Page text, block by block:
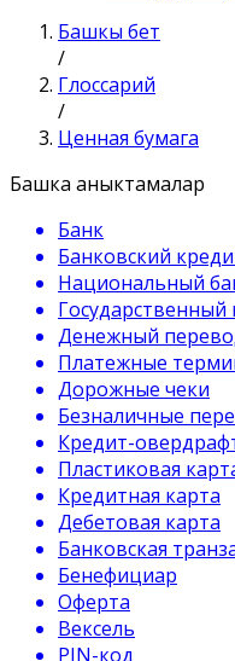
Башкы бет
/
Глоссарий
/
Ценная бумага
Башка аныктамалар
Банк
Банковский
Национальный
Денежный
Платежные
Дорожные чеки
Безналичные
Кредит-
Пластиковая
Кредитная карта
Дебетовая карта
Банковская
Бенефициар
Оферта
Вексель
PIN-код